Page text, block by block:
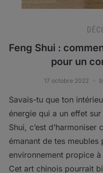
Feng Shui :
pour un
17 octobre 2022
Savais-tu que ton
énergie qui a un effet
Shui, c’est
émanant de tes meubles
environnement propice
Cet art chinois pourrait